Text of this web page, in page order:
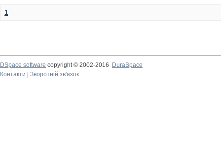
1
DSpace software copyright © 2002-2016
DuraSpace
Контакти
Зворотній зв'язок